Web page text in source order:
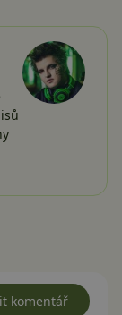
komentář